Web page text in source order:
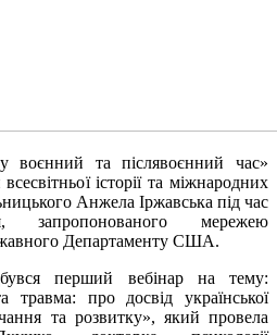
воєнний та післявоєнний час»
історії та міжнародних
Анжела Іржавська під час
запропонованого мережею
Департаменту США.
перший вебінар на тему:
травма: про досвід української
та розвитку», який провела